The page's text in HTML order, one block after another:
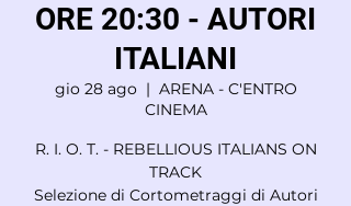
ORE 20:30 - AUTORI
ITALIANI
gio 28 ago
  |
ARENA - C'ENTRO
CINEMA
R. I. O. T. - REBELLIOUS ITALIANS ON
TRACK
Selezione di Cortometraggi di Autori